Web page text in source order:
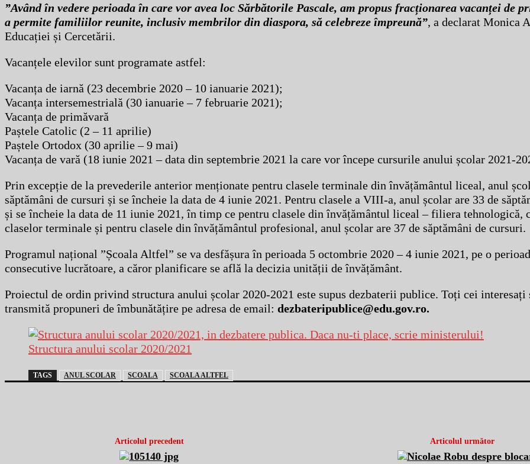
”Având în vedere perioada în care vor avea loc Sărbătorile Pascale, am propus fracționarea vacanței de
a permite familiilor reunite, inclusiv membrilor din diaspora, să celebreze împreună”, a declarat Monica
Educației și Cercetării.
Vacanțele elevilor sunt programate astfel:
Vacanța de iarnă (23 decembrie 2020 – 10 ianuarie 2021);
Vacanța intersemestrială (30 ianuarie – 7 februarie 2021);
Vacanța de primăvară
Paștele Catolic (2 – 11 aprilie)
Paștele Ortodox (30 aprilie – 9 mai)
Vacanța de vară (18 iunie 2021 – data din septembrie 2021 la care vor începe cursurile anului școlar 2021-
Prin excepție de la prevederile anterior menționate pentru clasele terminale din învățământul liceal, anul
săptămâni de cursuri și se încheie la data de 4 iunie 2021. Pentru clasele a VIII-a, anul școlar are 33 de
și se încheie la data de 11 iunie 2021, în timp ce pentru clasele din învățământul liceal – filiera tehnologică,
claselor terminale și pentru clasele din învățământul profesional, anul școlar are 37 de săptămâni de cursuri.
Programul național ”Școala Altfel” se va desfășura în perioada 5 octombrie 2020 – 4 iunie 2021, pe o
consecutive lucrătoare, a căror planificare se află la decizia unității de învățământ.
Proiectul de ordin privind structura anului școlar 2020-2021 este supus dezbaterii publice. Toți cei
transmită propuneri de îmbunătățire pe adresa de email: dezbateripublice@edu.gov.ro.
Structura anului scolar 2020/2021
TAGS ANUL SCOLAR SCOALA SCOALA ALTFEL
Articolul precedent Articolul următor